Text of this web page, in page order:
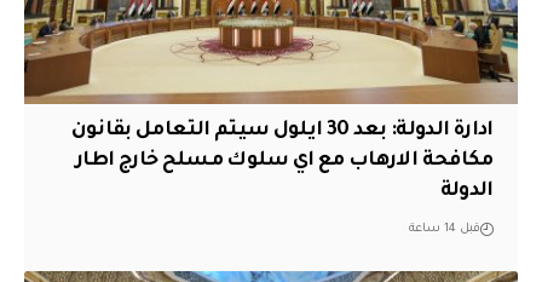
ادارة الدولة: بعد 30 ايلول سيتم التعامل بقانون
مكافحة الارهاب مع اي سلوك مسلح خارج اطار
الدولة
قبل 14 ساعة